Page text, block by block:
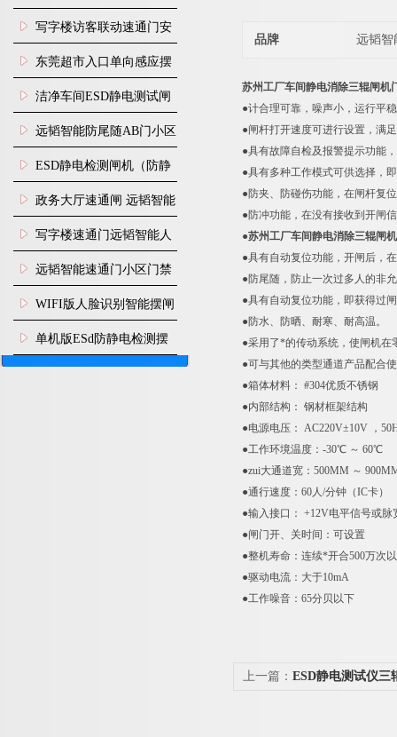
写字楼访客联动速通门安
装
东莞超市入口单向感应摆
闸安装
洁净车间ESD静电测试闸
机
远韬智能防尾随AB门小区
门禁闸机安装
​ESD静电检测闸机（防静
电门禁通道系统）
政务大厅速通闸 远韬智能
防尾随静音速通门
写字楼速通门远韬智能人
脸识别快速通道闸
远韬智能速通门小区门禁
闸机食堂消费摆闸
WIFI版人脸识别智能摆闸
机
单机版ESd防静电检测摆
闸机
品牌 远韬智
苏州工厂车间静电消除三辊闸机
●计合理可靠，噪声小，运行平
●闸杆打开速度可进行设置，满
●具有故障自检及报警提示功能
●具有多种工作模式可供选择，
●防夹、防碰伤功能，在闸杆复
●防冲功能，在没有接收到开闸
●苏州工厂车间静电消除三辊闸
●具有自动复位功能，开闸后，
●防尾随，防止一次过多人的非
●具有自动复位功能，即获得过
●防水、防晒、耐寒、耐高温。
●采用了*的传动系统，使闸机
●可与其他的类型通道产品配合
●箱体材料： #304优质不锈钢
●内部结构： 钢材框架结构
●电源电压： AC220V±10V ，
●工作环境温度：-30℃ ～ 60℃
●zui大通道宽：500MM ～
●通行速度：60人/分钟（IC卡）
●输入接口： +12V电平信号或脉
●闸门开、关时间：可设置
●整机寿命：连续*开合500万次
●驱动电流：大于10mA
●工作噪音：65分贝以下
上一篇： ESD静电测试仪三